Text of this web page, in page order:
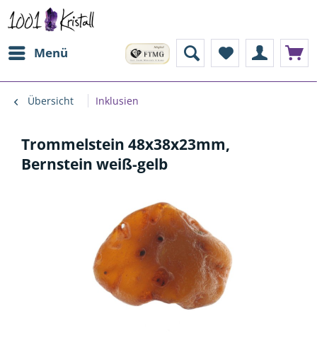
Menü
Übersicht Inklusien
Trommelstein 48x38x23mm,
Bernstein weiß-gelb